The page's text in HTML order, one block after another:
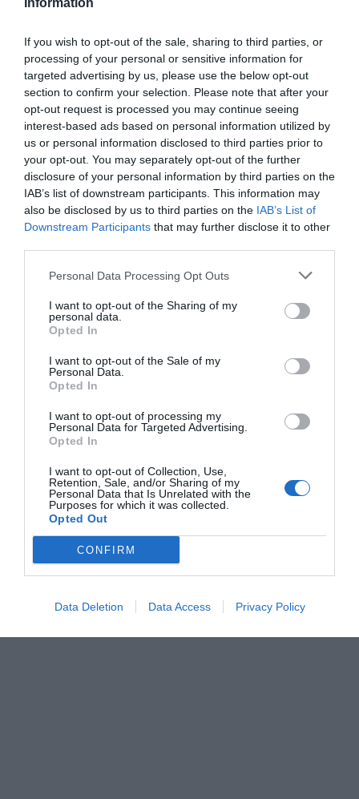
Information
If you wish to opt-out of the sale, sharing to third parties, or
processing of your personal or sensitive information for
targeted advertising by us, please use the below opt-out
section to confirm your selection. Please note that after your
opt-out request is processed you may continue seeing
interest-based ads based on personal information utilized by
us or personal information disclosed to third parties prior to
your opt-out. You may separately opt-out of the further
disclosure of your personal information by third parties on the
IAB’s list of downstream participants. This information may
also be disclosed by us to third parties on the IAB’s List of
Downstream Participants that may further disclose it to other
Personal Data Processing Opt Outs
I want to opt-out of the Sharing of my
personal data.
Opted In
I want to opt-out of the Sale of my
Personal Data.
Opted In
I want to opt-out of processing my
Personal Data for Targeted Advertising.
Opted In
I want to opt-out of Collection, Use,
Retention, Sale, and/or Sharing of my
Personal Data that Is Unrelated with the
Purposes for which it was collected.
Opted Out
CONFIRM
Data Deletion Data Access Privacy Policy
Un espacio más moderno y confortable
Las actuaciones realizadas han supuesto una
transformación tanto estética como funcional del
pintado integral de las instalaciones y la sustitución
del antiguo pavimento por un nuevo suelo vinílico,
más resistente y acogedor.
Además,se ha renovado completamente el mobiliario
y se han incorporado
para mejorar el servicio y las posibilidades de uso del
espacio por parte de los jóvenes.